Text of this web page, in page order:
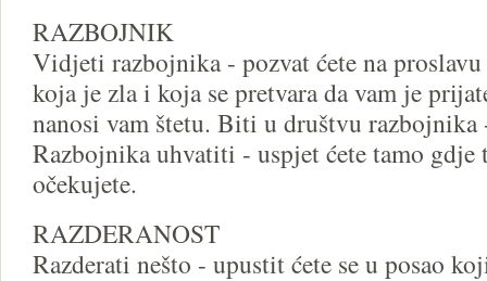
RAZBOJNIK
Vidjeti razbojnika - pozvat ćete na
koja je zla i koja se pretvara da vam je
nanosi vam štetu. Biti u društvu razbojnika
Razbojnika uhvatiti - uspjet ćete tamo gdje
očekujete.
RAZDERANOST
Razderati nešto - upustit ćete se u posao